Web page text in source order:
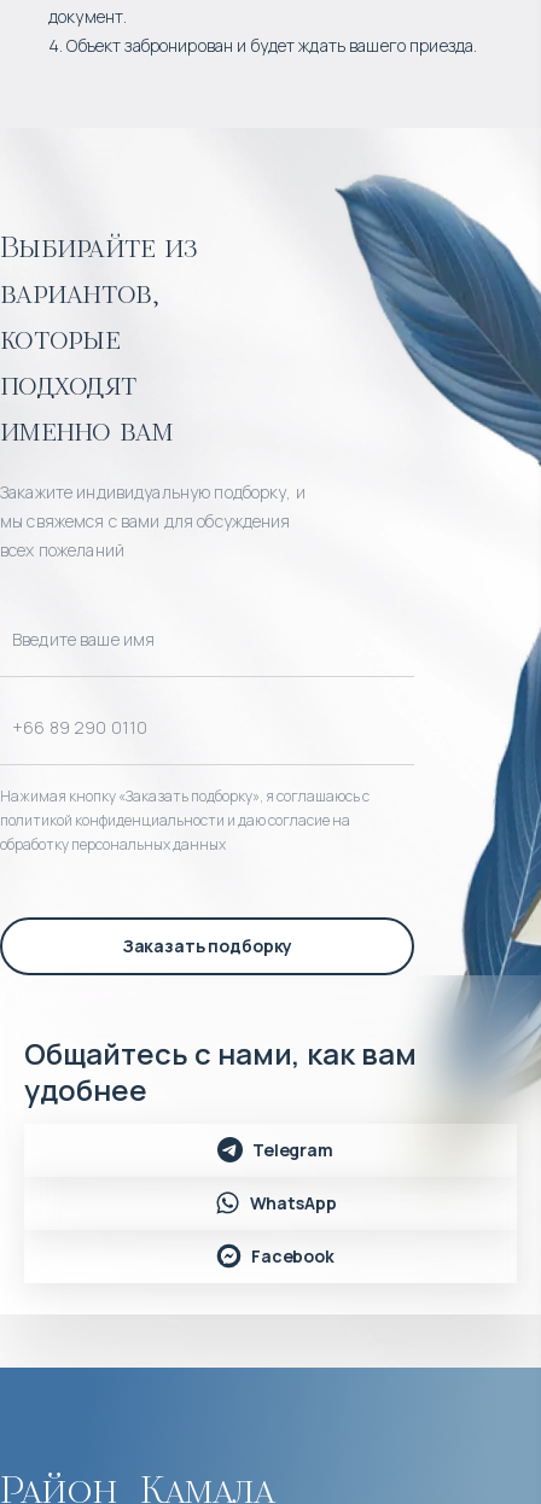
документ.
4. Объект забронирован и будет ждать вашего приезда.
Выбирайте из
вариантов,
которые
подходят
именно вам
Закажите индивидуальную подборку, и
мы свяжемся с вами для обсуждения
всех пожеланий
Нажимая кнопку «Заказать подборку», я соглашаюсь с
политикой конфиденциальности и даю согласие на
обработку персональных данных
Заказать подборку
Общайтесь с нами, как вам
удобнее
Telegram
WhatsApp
Facebook
Район Камала